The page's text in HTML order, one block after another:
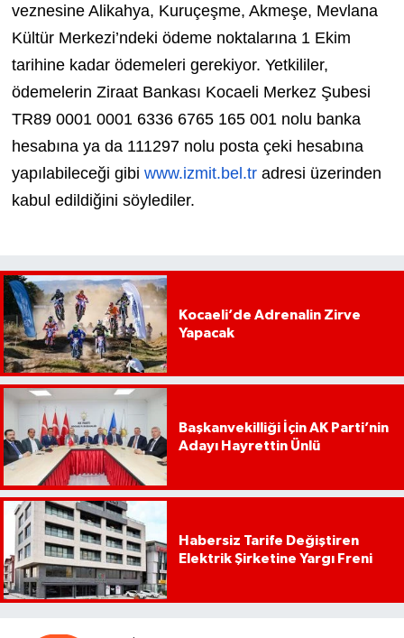
veznesine Alikahya, Kuruçeşme, Akmeşe, Mevlana
Kültür Merkezi’ndeki ödeme noktalarına 1 Ekim
tarihine kadar ödemeleri gerekiyor. Yetkililer,
ödemelerin Ziraat Bankası Kocaeli Merkez Şubesi
TR89 0001 0001 6336 6765 165 001 nolu banka
hesabına ya da 111297 nolu posta çeki hesabına
yapılabileceği gibi www.izmit.bel.tradresi üzerinden
kabul edildiğini söylediler.
Kocaeli’de Adrenalin Zirve
Yapacak
Başkanvekilliği İçin AK Parti’nin
Adayı Hayrettin Ünlü
Habersiz Tarife Değiştiren
Elektrik Şirketine Yargı Freni